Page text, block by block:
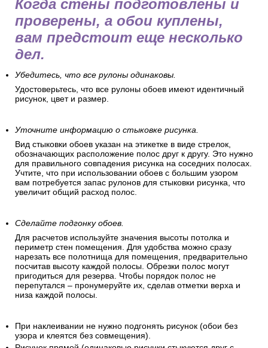
Когда стены подготовлены и
проверены, а обои куплены,
вам предстоит еще несколько
дел.
Убедитесь, что все рулоны одинаковы.
Удостоверьтесь, что все рулоны обоев имеют идентичный
рисунок, цвет и размер.
Уточните информацию о стыковке рисунка.
Вид стыковки обоев указан на этикетке в виде стрелок,
обозначающих расположение полос друг к другу. Это нужно
для правильного совпадения рисунка на соседних полосах.
Учтите, что при использовании обоев с большим узором
вам потребуется запас рулонов для стыковки рисунка, что
увеличит общий расход полос.
Сделайте подгонку обоев.
Для расчетов используйте значения высоты потолка и
периметр стен помещения. Для удобства можно сразу
нарезать все полотнища для помещения, предварительно
посчитав высоту каждой полосы. Обрезки полос могут
пригодиться для резерва. Чтобы порядок полос не
перепутался – пронумеруйте их, сделав отметки верха и
низа каждой полосы.
При наклеивании не нужно подгонять рисунок (обои без
узора и клеятся без совмещения).